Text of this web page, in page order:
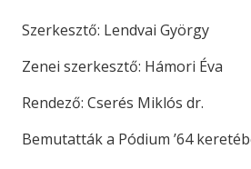
Szerkesztő: Lendvai György
Zenei szerkesztő: Hámori Éva
Rendező: Cserés Miklós dr.
Bemutatták a Pódium ’64